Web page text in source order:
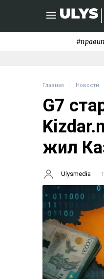
Главная Новости
G7
жил
Ulysmedia